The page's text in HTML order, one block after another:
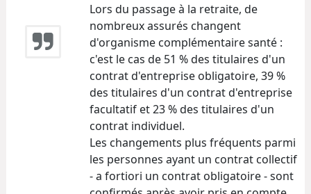
Lors du passage à la retraite, de
nombreux assurés changent
d'organisme complémentaire santé :
c'est le cas de 51 % des titulaires d'un
contrat d'entreprise obligatoire, 39 %
des titulaires d'un contrat d'entreprise
facultatif et 23 % des titulaires d'un
contrat individuel.
Les changements plus fréquents parmi
les personnes ayant un contrat collectif
- a fortiori un contrat obligatoire - sont